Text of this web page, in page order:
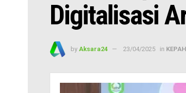
Digitalisasi
by Aksara24 23/04/2025 in